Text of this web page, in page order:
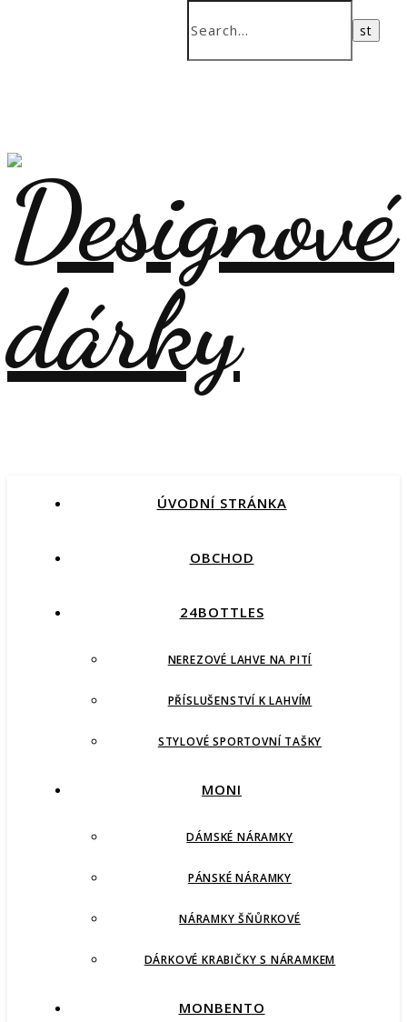
ÚVODNÍ STRÁNKA
OBCHOD
24BOTTLES
NEREZOVÉ LAHVE NA PITÍ
PŘÍSLUŠENSTVÍ K LAHVÍM
STYLOVÉ SPORTOVNÍ TAŠKY
MONI
DÁMSKÉ NÁRAMKY
PÁNSKÉ NÁRAMKY
NÁRAMKY ŠŇŮRKOVÉ
DÁRKOVÉ KRABIČKY S NÁRAMKEM
MONBENTO